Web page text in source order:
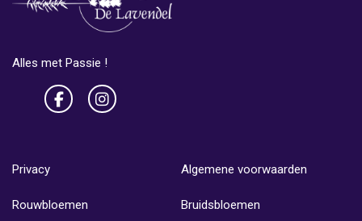
Alles met Passie !
Privacy Algemene voorwaarden
Rouwbloemen Bruidsbloemen